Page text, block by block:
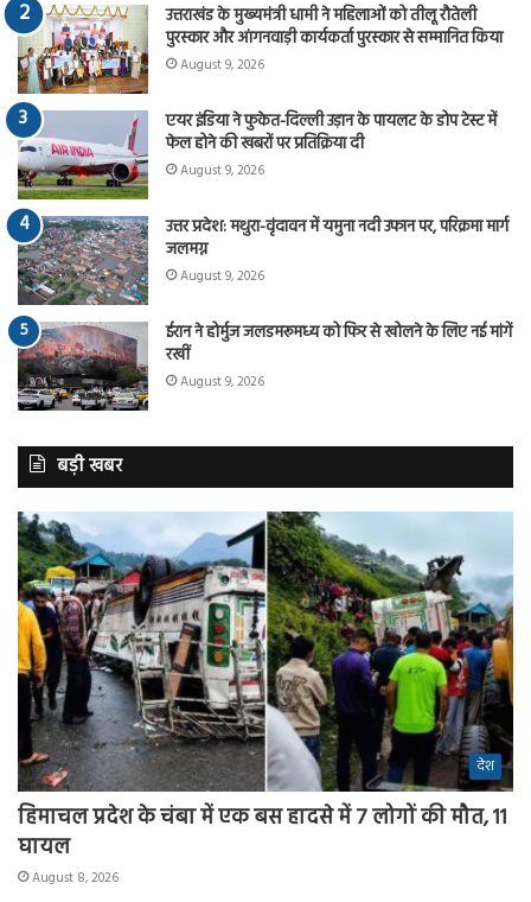
उत्तराखंड के मुख्यमंत्री धामी ने महिलाओं को तीलू रौतेली
पुरस्कार और आंगनवाड़ी कार्यकर्ता पुरस्कार से सम्मानित किया
August 9, 2026
एयर इंडिया ने फुकेत-दिल्ली उड़ान के पायलट के डोप टेस्ट में
फेल होने की खबरों पर प्रतिक्रिया दी
August 9, 2026
उत्तर प्रदेश: मथुरा-वृंदावन में यमुना नदी उफान पर, परिक्रमा मार्ग
जलमग्न
August 9, 2026
ईरान ने होर्मुज जलडमरूमध्य को फिर से खोलने के लिए नई मांगें
रखीं
August 9, 2026
बड़ी खबर
देश
हिमाचल प्रदेश के चंबा में एक बस हादसे में 7 लोगों की मौत, 11
घायल
August 8, 2026